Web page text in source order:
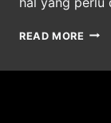
READ MORE